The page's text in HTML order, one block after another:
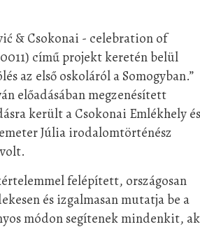
& Csokonai - celebration of
című projekt keretén belül
az első oskoláról a Somogyban.”
előadásában megzenésített
került a Csokonai Emlékhely és
Júlia irodalomtörténész
felépített, országosan
és izgalmasan mutatja be a
módon segítenek mindenkit,